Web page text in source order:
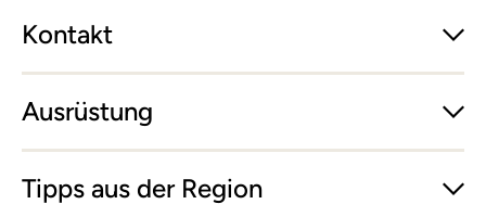
Kontakt
Ausrüstung
Tipps aus der Region